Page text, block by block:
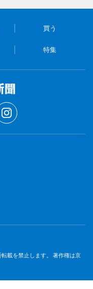
買う
特集
載を禁止します。 著作権は京